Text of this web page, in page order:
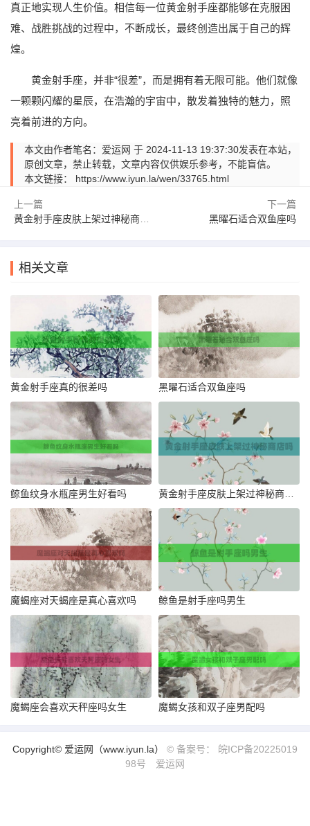
真正地实现人生价值。相信每一位黄金射手座都能够在克服困
难、战胜挑战的过程中，不断成长，最终创造出属于自己的辉
煌。
黄金射手座，并非“很差”，而是拥有着无限可能。他们就像
一颗颗闪耀的星辰，在浩瀚的宇宙中，散发着独特的魅力，照
亮着前进的方向。
本文由作者笔名：爱运网 于 2024-11-13 19:37:30发表在本站，
原创文章，禁止转载，文章内容仅供娱乐参考，不能盲信。
本文链接： https://www.iyun.la/wen/33765.html
上一篇
黄金射手座皮肤上架过神秘商店吗
下一篇
黑曜石适合双鱼座吗
相关文章
黄金射手座真的很差吗 黑曜石适合双鱼座吗
鲸鱼纹身水瓶座男生好看吗
魔蝎座对天蝎座是真心喜欢吗 鲸鱼是射手座吗男生
魔蝎座会喜欢天秤座吗女生 魔蝎女孩和双子座男配吗
Copyright© 爱运网（www.iyun.la） © 备案号： 皖ICP备20225019
98号
爱运网